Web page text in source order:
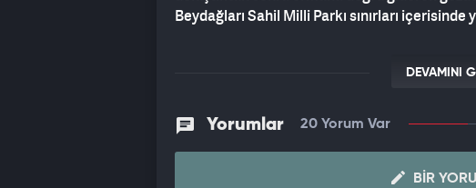
Beydağları Sahil Milli Parkı sınırları
telefonuyla görüntülendi. Diğer yandan Doğa
Müdürlüğü'nün 2025-2026 av dönemi için
sıradan dahil ettiği Anadolu parsının
milyon TL tazminat ayrıca 2 ile 5 yıl hapis ve
DEVAMINI
Yorumlar 20 Yorum Var
BIR